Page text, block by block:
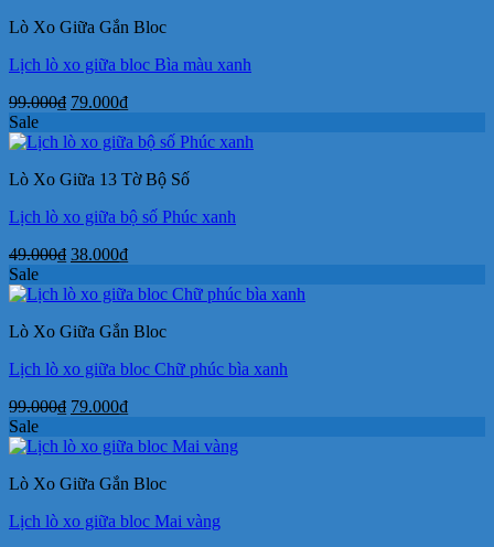
38.000₫.
Lò Xo Giữa Gắn Bloc
Lịch lò xo giữa bloc Bìa màu xanh
99.000₫ Giá
là:
79.000₫Giá
tại
79.000₫.
Sale
Lò Xo Giữa 13 Tờ Bộ Số
Lịch lò xo giữa bộ số Phúc xanh
49.000₫ Giá
là:
38.000₫Giá
tại
38.000₫.
Sale
Lò Xo Giữa Gắn Bloc
Lịch lò xo giữa bloc Chữ phúc bìa xanh
99.000₫ Giá
là:
79.000₫Giá
tại
79.000₫.
Sale
Lò Xo Giữa Gắn Bloc
Lịch lò xo giữa bloc Mai vàng